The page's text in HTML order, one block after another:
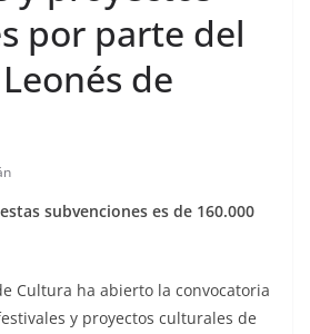
por parte del
de
subvenciones es de 160.000
Cultura ha abierto la convocatoria
y proyectos culturales de